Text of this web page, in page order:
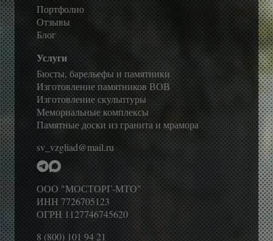
Портфолио
Отзывы
Блог
Услуги
Бюсты, барельефы и памятники
Изготовление памятников ВОВ
Изготовление скульптуры
Мемориальные комплексы
Памятные доски из гранита и мрамора
sv_vzgliad@mail.ru
ООО "МОСТОРГ-МТО"
ИНН 7726705123
ОГРН 1127746745620
8 (800) 101 94 21